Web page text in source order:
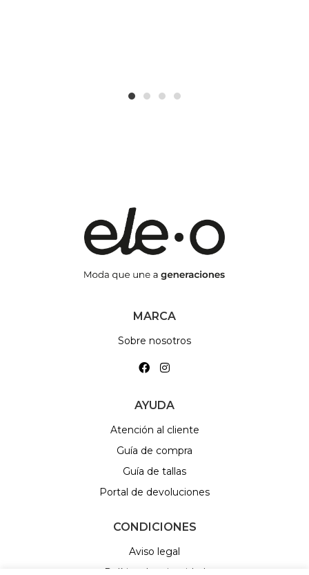
MARCA
Sobre nosotros
AYUDA
Atención al cliente
Guía de compra
Guía de tallas
Portal de devoluciones
CONDICIONES
Aviso legal
Política de privacidad